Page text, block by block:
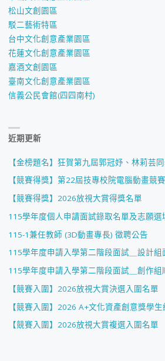
松山文創園區
駁二藝術特區
台中文化創意產業園區
花蓮文化創意產業園區
嘉酒文創園區
臺南文化創意產業園區
信義公民會館(四四南村)
近期更新
【金榜題名】狂賀第九屆郭冠妤、林莉芸
【競賽得獎】第22屆技專校院電腦動畫競
【競賽得獎】2026放視大賞得獎名單
115學年度個人申請面試錄取名單及志願選
115-1兼任教師 (3D動畫專長) 徵聘公告
115學年度申請入學第二階段面試＿設計組
115學年度申請入學第二階段面試＿創作組
【競賽入圍】2026放視大賞決選入圍名單
【競賽入圍】2026 A+文化資產創意獎學
【競賽入圍】2026放視大賞複選入圍名單